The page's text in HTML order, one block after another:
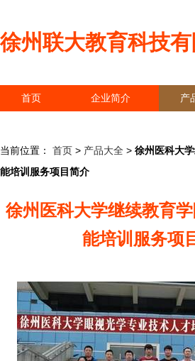
徐州联大教育科技有
首页 企业简介 产
当前位置： 首页 > 产品大全 > 徐州医科大
能培训服务项目简介
徐州医科大学继续教育
能培训服务项